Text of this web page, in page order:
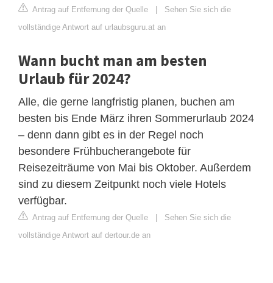
Antrag auf Entfernung der Quelle | Sehen Sie sich die
vollständige Antwort auf urlaubsguru.at an
Wann bucht man am besten
Urlaub für 2024?
Alle, die gerne langfristig planen, buchen am
besten bis Ende März ihren Sommerurlaub 2024
– denn dann gibt es in der Regel noch
besondere Frühbucherangebote für
Reisezeiträume von Mai bis Oktober. Außerdem
sind zu diesem Zeitpunkt noch viele Hotels
verfügbar.
Antrag auf Entfernung der Quelle | Sehen Sie sich die
vollständige Antwort auf dertour.de an